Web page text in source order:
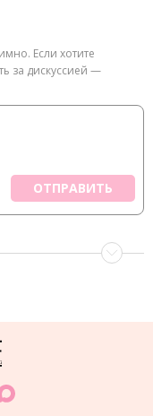
Если хотите
за дискуссией —
ОТПРАВИТЬ